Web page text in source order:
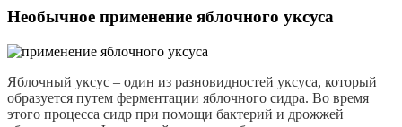
Необычное применение яблочного уксуса
Яблочный уксус – один из разновидностей уксуса, который
образуется путем ферментации яблочного сидра. Во время
этого процесса сидр при помощи бактерий и дрожжей